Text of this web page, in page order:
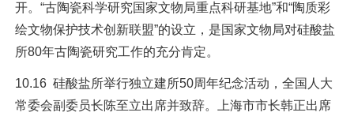
开。“古陶瓷科学研究国家文物局重点科研基地”和“陶质彩
绘文物保护技术创新联盟”的设立，是国家文物局对硅酸盐
所80年古陶瓷研究工作的充分肯定。
10.16 硅酸盐所举行独立建所50周年纪念活动，全国人大
常委会副委员长陈至立出席并致辞。上海市市长韩正出席